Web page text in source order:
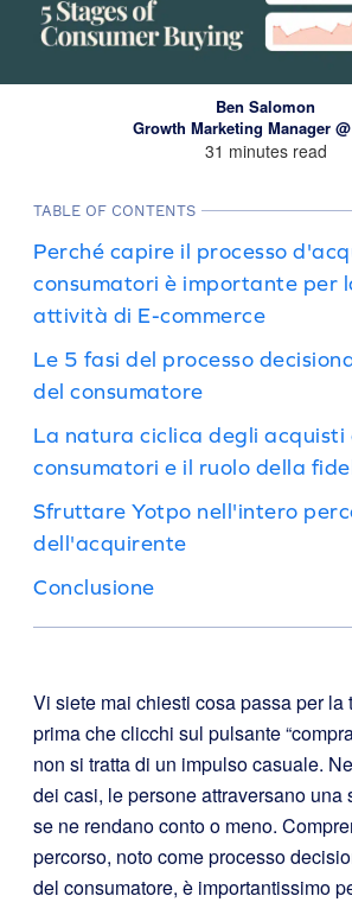
Ben Salomon
Growth Marketing Manager
31 minutes read
TABLE OF CONTENTS
Perché capire il processo
consumatori è importante per
attività di E-commerce
Le 5 fasi del processo
del consumatore
La natura ciclica degli acquisti
consumatori e il ruolo della
Sfruttare Yotpo nell'intero
dell'acquirente
Conclusione
Vi siete mai chiesti cosa passa per la
prima che clicchi sul pulsante
non si tratta di un impulso casuale.
dei casi, le persone attraversano una
se ne rendano conto o meno.
percorso, noto come processo
del consumatore, è importantissimo